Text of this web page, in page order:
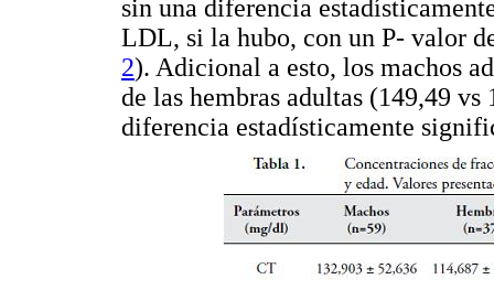
sin una diferencia
LDL, si la hubo, con un P- valor
2). Adicional a esto, los machos
de las hembras adultas (149,49
diferencia estadísticamente